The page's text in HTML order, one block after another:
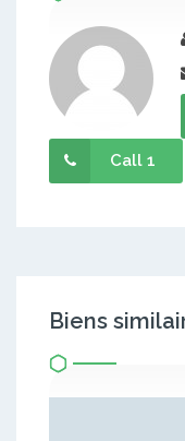
Call 1
Biens